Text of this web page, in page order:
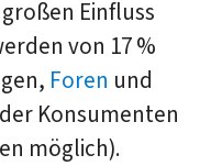
Einfluss
von 17 %
Foren und
Konsumenten
möglich).